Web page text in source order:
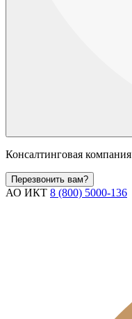
Консалтинговая компания
Перезвонить вам?
АО ИКТ 8 (800) 5000-136